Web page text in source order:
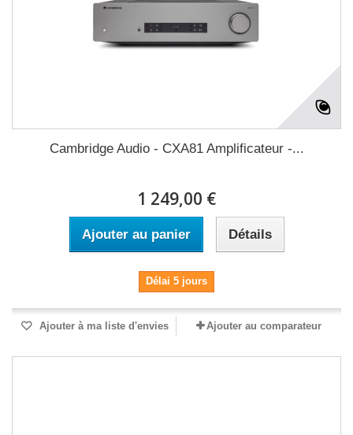
Cambridge Audio - CXA81 Amplificateur -...
1 249,00 €
Ajouter au panier Détails
Délai 5 jours
Ajouter à ma liste d'envies Ajouter au comparateur